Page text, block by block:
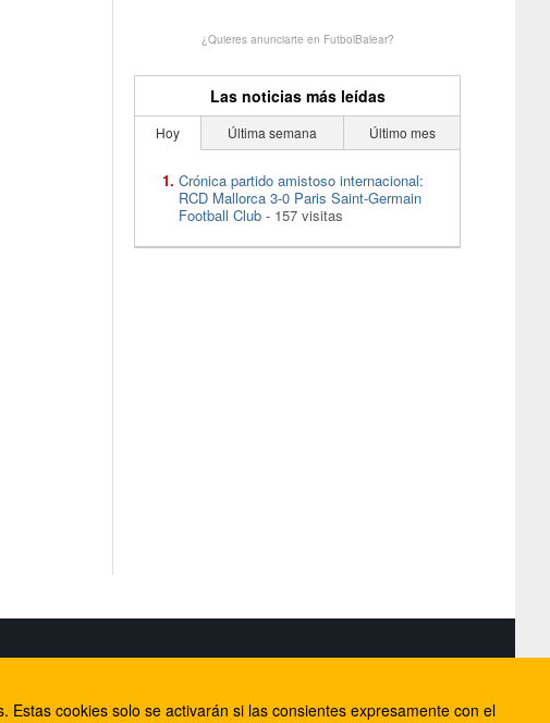
¿Quieres anunciarte en FutbolBalear?
Las noticias más leídas
Hoy Última semana Último mes
Crónica partido amistoso internacional:
RCD Mallorca 3-0 Paris Saint-Germain
Football Club - 157 visitas
Mallorca
cookies solo se activarán si las consientes expresamente con el